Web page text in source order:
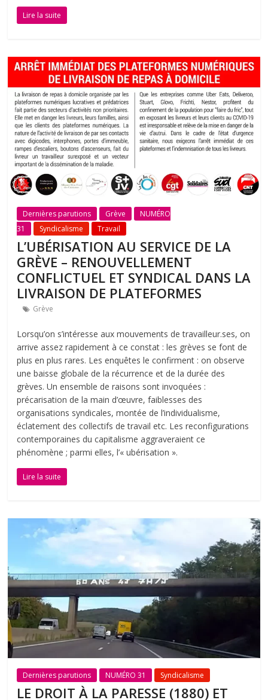
Lire la suite
Dernières parutions Grève
NUMÉRO
31
Syndicalisme Travail
L’UBÉRISATION AU SERVICE DE LA
GRÈVE – RENOUVELLEMENT
CONFLICTUEL ET SYNDICAL DANS LA
LIVRAISON DE PLATEFORMES
Grève
Lorsqu’on s’intéresse aux mouvements de travailleur.ses, on
arrive assez rapidement à ce constat : les grèves se font de
plus en plus rares. Les enquêtes le confirment : on observe
une baisse globale de la récurrence et de la durée des
grèves. Un ensemble de raisons sont invoquées :
précarisation de la main d’œuvre, faiblesses des
organisations syndicales, montée de l’individualisme,
éclatement des collectifs de travail etc. Les reconfigurations
contemporaines du capitalisme aggraveraient ce
phénomène ; parmi elles, l’« ubérisation ».
Lire la suite
Dernières parutions NUMÉRO 31 Syndicalisme
LE DROIT À LA PARESSE (1880) ET